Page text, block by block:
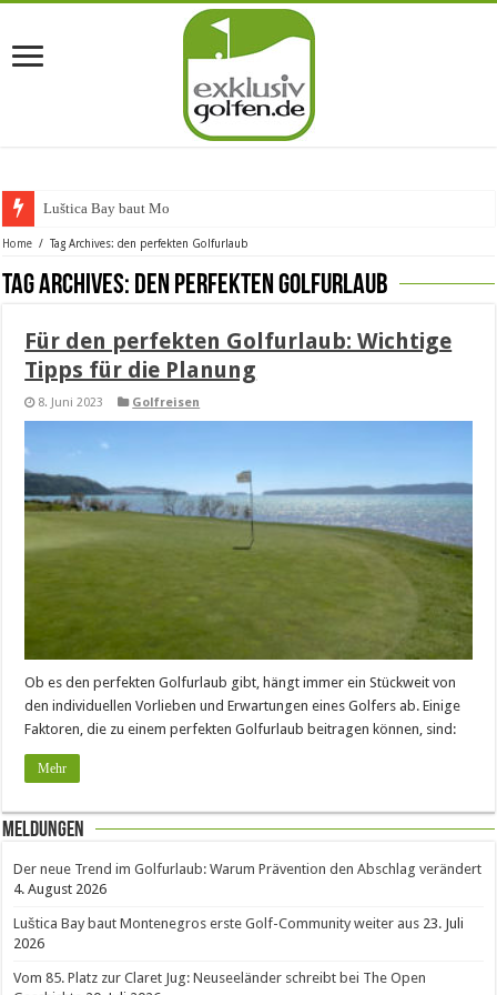
Luštica Bay baut Montene
Home / Tag Archives: den perfekten Golfurlaub
Tag Archives: den perfekten Golfurlaub
Für den perfekten Golfurlaub: Wichtige
Tipps für die Planung
8. Juni 2023 Golfreisen
Ob es den perfekten Golfurlaub gibt, hängt immer ein Stückweit von
den individuellen Vorlieben und Erwartungen eines Golfers ab. Einige
Faktoren, die zu einem perfekten Golfurlaub beitragen können, sind:
Mehr
Meldungen
Der neue Trend im Golfurlaub: Warum Prävention den Abschlag verändert
4. August 2026
Luštica Bay baut Montenegros erste Golf-Community weiter aus 23. Juli
2026
Vom 85. Platz zur Claret Jug: Neuseeländer schreibt bei The Open